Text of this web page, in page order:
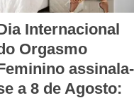
Internacional
Orgasmo
assinala-
a 8 de Agosto: